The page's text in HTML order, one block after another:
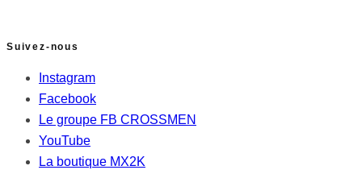
Suivez-nous
Instagram
Facebook
Le groupe FB CROSSMEN
YouTube
La boutique MX2K